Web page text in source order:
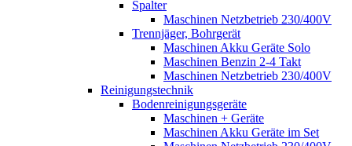
Spalter
Maschinen Netzbetrieb 230/400V
Trennjäger, Bohrgerät
Maschinen Akku Geräte Solo
Maschinen Benzin 2-4 Takt
Maschinen Netzbetrieb 230/400V
Reinigungstechnik
Bodenreinigungsgeräte
Maschinen + Geräte
Maschinen Akku Geräte im Set